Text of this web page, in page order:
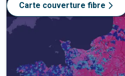
Carte couverture fibre